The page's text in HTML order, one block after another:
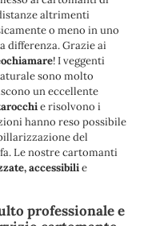
altrimenti
o meno in uno
differenza. Grazie ai
! I veggenti
sono molto
un eccellente
e risolvono i
hanno reso possibile
del
Le nostre cartomanti
accessibilie
professionale e